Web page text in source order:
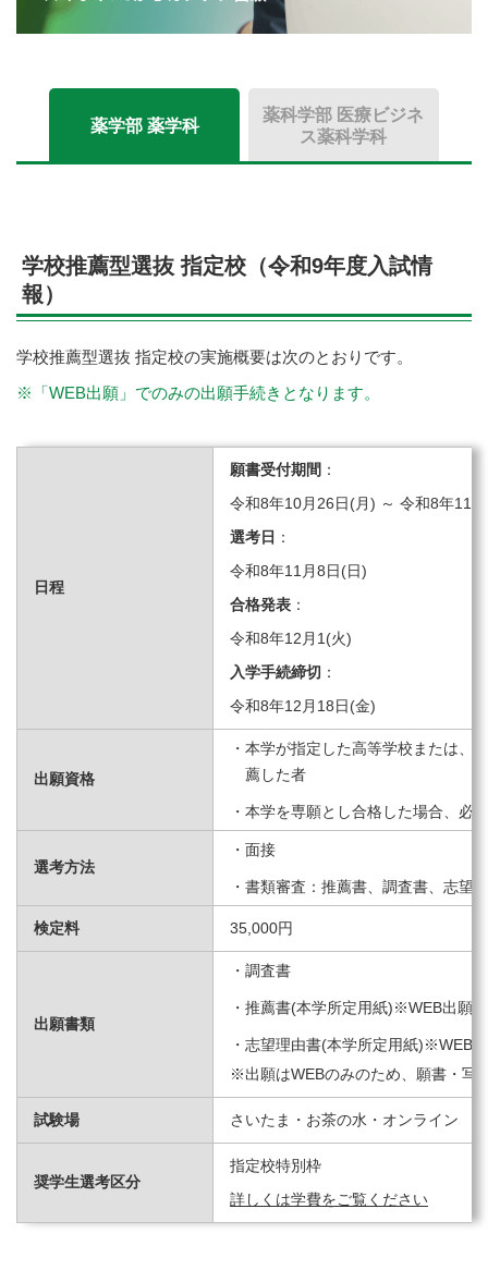
薬学部 薬学科
薬科学部 医療ビジネ
ス薬科学科
学校推薦型選抜 指定校（令和9年度入試情
報）
学校推薦型選抜 指定校の実施概要は次のとおりです。
※「WEB出願」でのみの出願手続きとなります。
日程
願書受付期間 ：
令和8年10月26日(月) ～ 令和8年11
選考日 ：
令和8年11月8日(日)
合格発表 ：
令和8年12月1(火)
入学手続締切 ：
令和8年12月18日(金)
出願資格
本学が指定した高等学校または、
薦した者
本学を専願とし合格した場合、必
選考方法
面接
書類審査：推薦書、調査書、志望
検定料 35,000円
出願書類
調査書
推薦書(本学所定用紙)※WEB出願
志望理由書(本学所定用紙)※WEB
※出願はWEBのみのため、願書・写
試験場 さいたま・お茶の水・オンライン
奨学生選考区分
指定校特別枠
詳しくは学費をご覧ください